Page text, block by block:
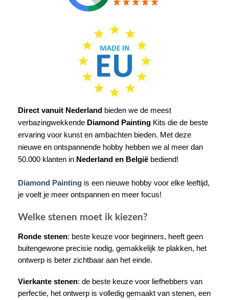
Direct vanuit Nederland bieden we de meest
verbazingwekkende Diamond Painting Kits die de beste
ervaring voor kunst en ambachten bieden. Met deze
nieuwe en ontspannende hobby hebben we al meer dan
50.000 klanten in Nederland en België bediend!
Diamond Painting is een nieuwe hobby voor elke leeftijd,
je voelt je meer ontspannen en meer focus!
Welke stenen moet ik kiezen?
Ronde stenen: beste keuze voor beginners, heeft geen
buitengewone precisie nodig, gemakkelijk te plakken, het
ontwerp is beter zichtbaar aan het einde.
Vierkante stenen: de beste keuze voor liefhebbers van
perfectie, het ontwerp is volledig gemaakt van stenen, een